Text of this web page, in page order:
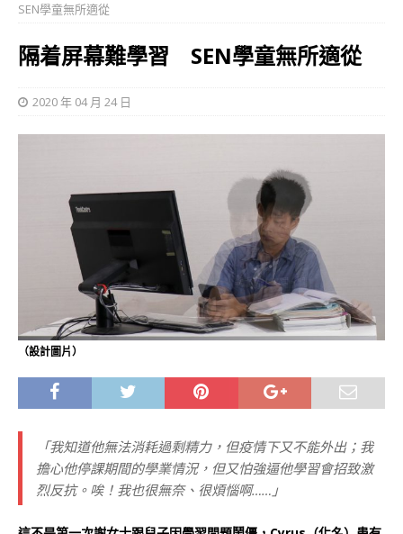
SEN學童無所適從
隔着屏幕難學習 SEN學童無所適從
2020 年 04 月 24 日
（設計圖片）
「我知道他無法消耗過剩精力，但疫情下又不能外出；我
擔心他停課期間的學業情況，但又怕強逼他學習會招致激
烈反抗。唉！我也很無奈、很煩惱啊……」